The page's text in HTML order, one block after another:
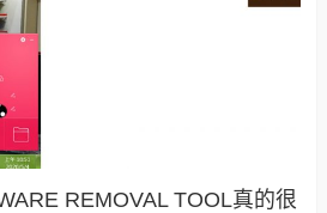
REMOVAL TOOL真的很